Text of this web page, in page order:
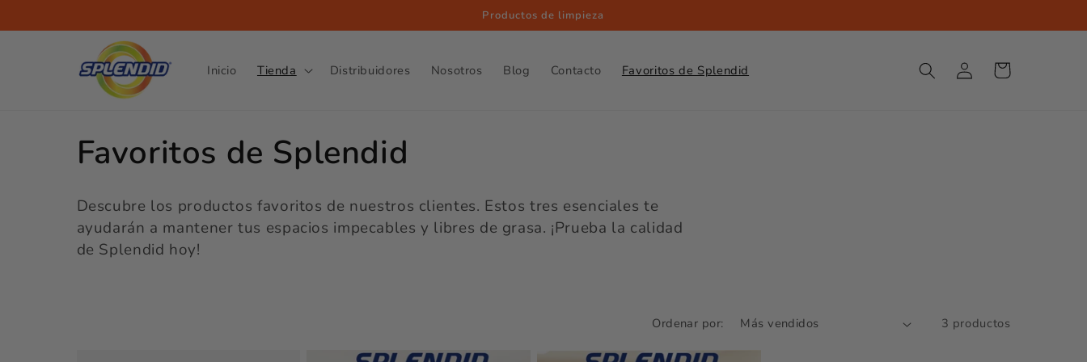
al contenido
Productos de limpieza
Inicio Tienda Distribuidores Nosotros Blog Contacto Favoritos de Splendid
Iniciar
sesión
Carrito
C
o
l
Favoritos de Splendid
Descubre los productos favoritos de nuestros clientes. Estos tres esenciales te
ayudarán a mantener tus espacios impecables y libres de grasa. ¡Prueba la calidad
de Splendid hoy!
Ordenar por: 3 productos